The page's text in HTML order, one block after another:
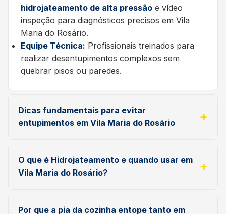
hidrojateamento de alta pressão e vídeo
inspeção para diagnósticos precisos em Vila
Maria do Rosário.
Equipe Técnica: Profissionais treinados para
realizar desentupimentos complexos sem
quebrar pisos ou paredes.
Dicas fundamentais para evitar
entupimentos em Vila Maria do Rosário
O que é Hidrojateamento e quando usar em
Vila Maria do Rosário?
Por que a pia da cozinha entope tanto em